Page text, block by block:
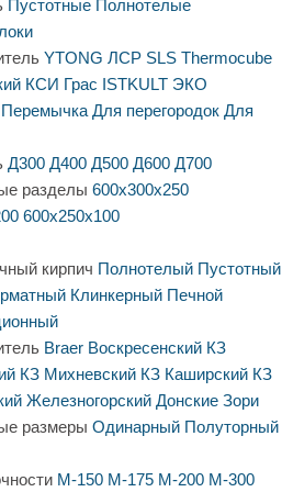
Пустотные Полнотелые
YTONG ЛСР SLS Thermocube
КСИ Грас ISTKULT ЭКО
Перемычка Для перегородок Для
Д300 Д400 Д500 Д600 Д700
разделы 600х300х250
600х250х100
кирпич Полнотелый Пустотный
Клинкерный Печной
Braer Воскресенский КЗ
КЗ Михневский КЗ Каширский КЗ
Железногорский Донские Зори
размеры Одинарный Полуторный
М-150 М-175 М-200 М-300